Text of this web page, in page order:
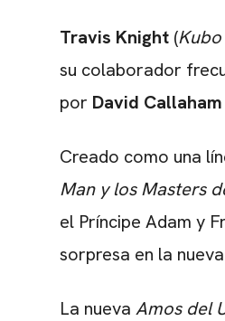
Travis Knight (
su colaborador
por David Callaham
Creado como una
Man y los Masters
el Príncipe Adam y
sorpresa en la
La nueva Amos del